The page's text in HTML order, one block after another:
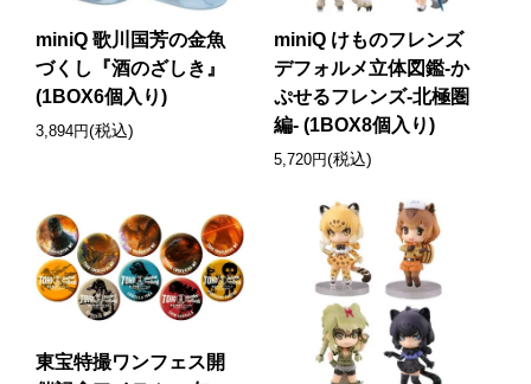
miniQ 歌川国芳の金魚
づくし『酒のざしき』
(1BOX6個入り)
3,894円(税込)
miniQ けものフレンズ
デフォルメ立体図鑑-か
ぷせるフレンズ-北極圏
編- (1BOX8個入り)
5,720円(税込)
東宝特撮ワンフェス開